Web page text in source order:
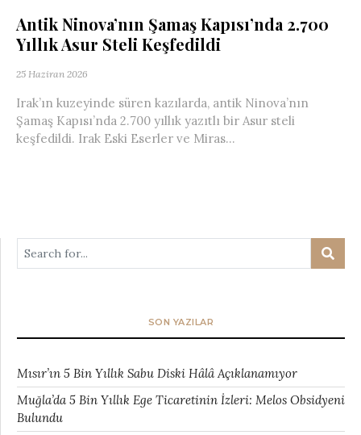
Antik Ninova’nın Şamaş Kapısı’nda 2.700
Yıllık Asur Steli Keşfedildi
25 Haziran 2026
Irak’ın kuzeyinde süren kazılarda, antik Ninova’nın
Şamaş Kapısı’nda 2.700 yıllık yazıtlı bir Asur steli
keşfedildi. Irak Eski Eserler ve Miras...
SON YAZILAR
Mısır’ın 5 Bin Yıllık Sabu Diski Hâlâ Açıklanamıyor
Muğla’da 5 Bin Yıllık Ege Ticaretinin İzleri: Melos Obsidyeni
Bulundu